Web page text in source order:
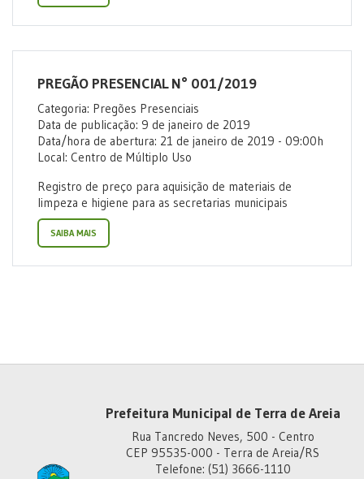
PREGÃO PRESENCIAL N° 001/2019
Categoria: Pregões Presenciais
Data de publicação: 9 de janeiro de 2019
Data/hora de abertura: 21 de janeiro de 2019 - 09:00h
Local: Centro de Múltiplo Uso
Registro de preço para aquisição de materiais de
limpeza e higiene para as secretarias municipais
SAIBA MAIS
Prefeitura Municipal de Terra de Areia
Rua Tancredo Neves, 500 - Centro
CEP 95535-000 - Terra de Areia/RS
Telefone: (51) 3666-1110